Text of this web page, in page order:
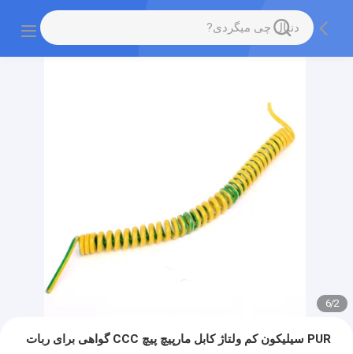
2
/
6
PUR سیلیکون کم ولتاژ کابل مارپیچ پیچ CCC گواهی برای ربات